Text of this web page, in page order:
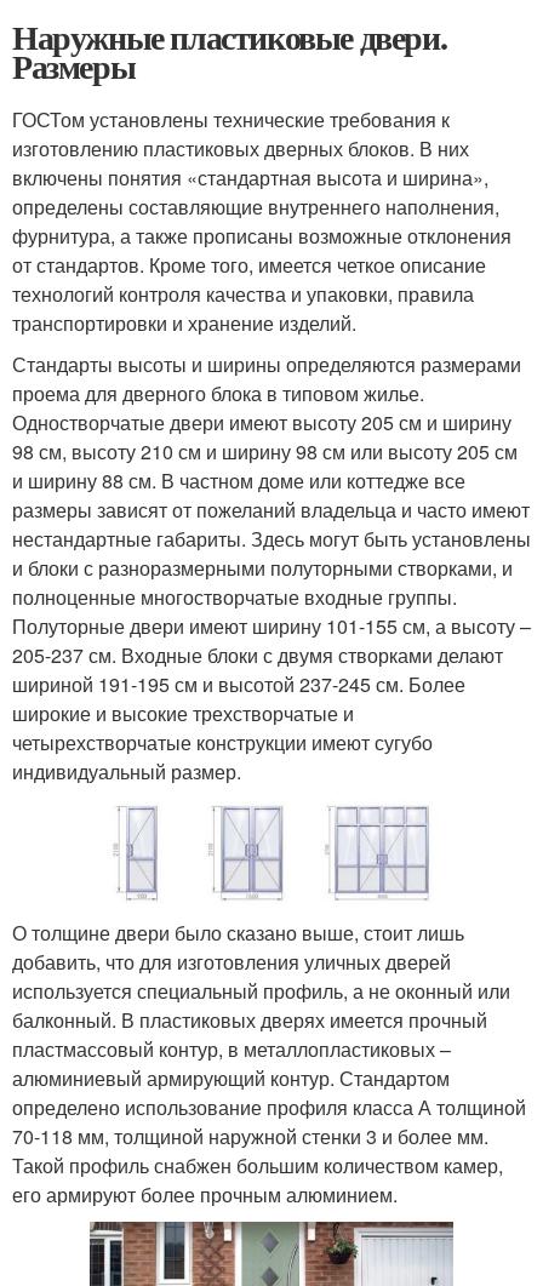
Наружные пластиковые двери.
Размеры
ГОСТом установлены технические требования к
изготовлению пластиковых дверных блоков. В них
включены понятия «стандартная высота и ширина»,
определены составляющие внутреннего наполнения,
фурнитура, а также прописаны возможные отклонения
от стандартов. Кроме того, имеется четкое описание
технологий контроля качества и упаковки, правила
транспортировки и хранение изделий.
Стандарты высоты и ширины определяются размерами
проема для дверного блока в типовом жилье.
Одностворчатые двери имеют высоту 205 см и ширину
98 см, высоту 210 см и ширину 98 см или высоту 205 см
и ширину 88 см. В частном доме или коттедже все
размеры зависят от пожеланий владельца и часто имеют
нестандартные габариты. Здесь могут быть установлены
и блоки с разноразмерными полуторными створками, и
полноценные многостворчатые входные группы.
Полуторные двери имеют ширину 101-155 см, а высоту –
205-237 см. Входные блоки с двумя створками делают
шириной 191-195 см и высотой 237-245 см. Более
широкие и высокие трехстворчатые и
четырехстворчатые конструкции имеют сугубо
индивидуальный размер.
О толщине двери было сказано выше, стоит лишь
добавить, что для изготовления уличных дверей
используется специальный профиль, а не оконный или
балконный. В пластиковых дверях имеется прочный
пластмассовый контур, в металлопластиковых –
алюминиевый армирующий контур. Стандартом
определено использование профиля класса А толщиной
70-118 мм, толщиной наружной стенки 3 и более мм.
Такой профиль снабжен большим количеством камер,
его армируют более прочным алюминием.